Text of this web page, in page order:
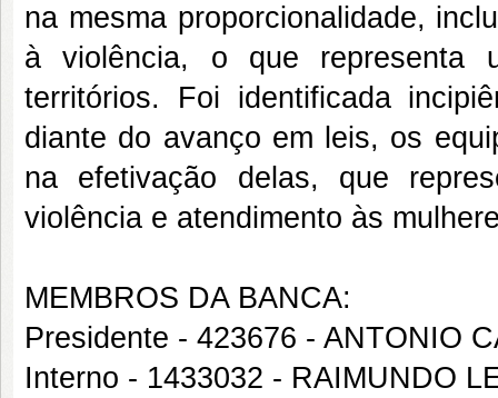
na mesma proporcionalidade,
à violência, o que representa
territórios. Foi identificada
diante do avanço em leis, os
na efetivação delas, que
violência e atendimento às
MEMBROS DA BANCA:
Presidente - 423676 - ANTONIO
Interno - 1433032 - RAIMUNDO